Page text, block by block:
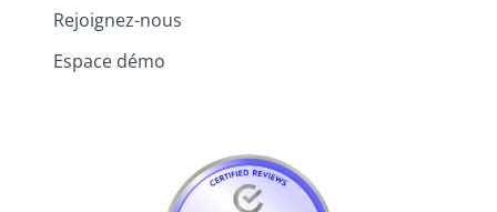
Rejoignez-nous
Espace démo